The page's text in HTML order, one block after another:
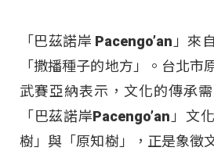
「巴茲諾岸 Pacengo’an」來
「撒播種子的地方」。台北市
武賽亞納表示，文化的傳承
「巴茲諾岸Pacengo’an」文
樹」與「原知樹」，正是象徵